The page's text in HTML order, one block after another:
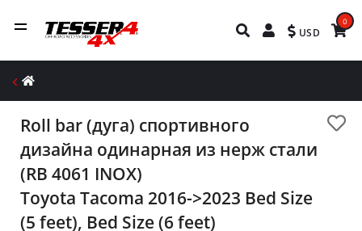
USD
0
Roll bar (дуга) спортивного
дизайна одинарная из нерж стали
(RB 4061 INOX)
Toyota Tacoma 2016->2023 Bed Size
(5 feet), Bed Size (6 feet)